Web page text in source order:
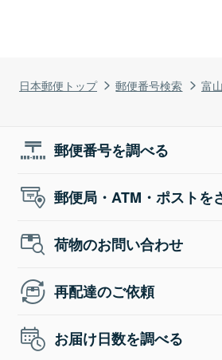
日本郵便トップ 郵便番号検索 富
郵便番号を調べる
郵便局・ATM・ポストを
荷物のお問い合わせ
再配達のご依頼
お届け日数を調べる